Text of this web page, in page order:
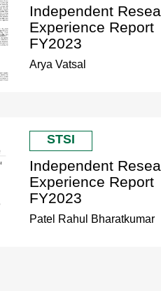
Independent
Experience Report
FY2023
Arya Vatsal
STSI
Independent
Experience Report
FY2023
Patel Rahul Bharatkumar